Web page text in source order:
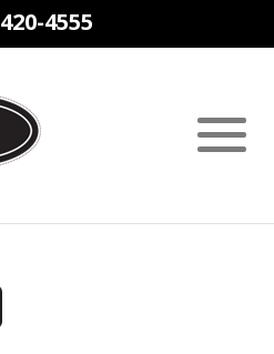
420-4555